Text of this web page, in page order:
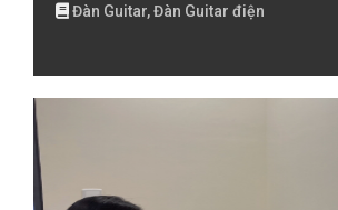
Đàn Guitar, Đàn Guitar điện